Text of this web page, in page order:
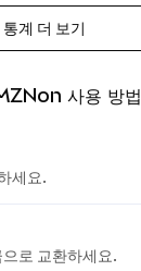
통계 더 보기
사용 방법
세요.
로 교환하세요.